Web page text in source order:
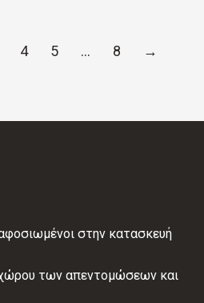
4 5 … 8 →
στην κατασκευή
χώρου των απεντομώσεων και